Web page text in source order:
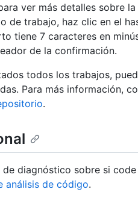
ver más detalles sobre
de trabajo, haz clic en el
tiene 7 caracteres en
de la confirmación.
todos los trabajos,
Para más información,
.
diagnóstico sobre si
análisis de código.